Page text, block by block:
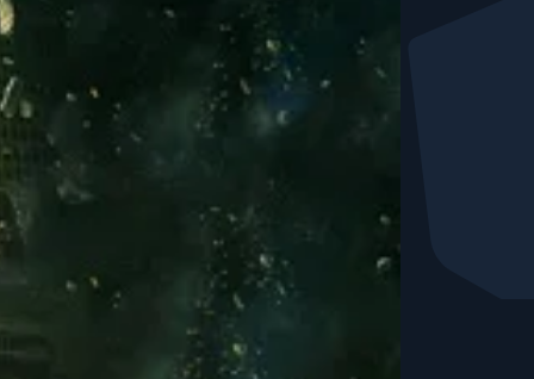
Glossaire Cyber